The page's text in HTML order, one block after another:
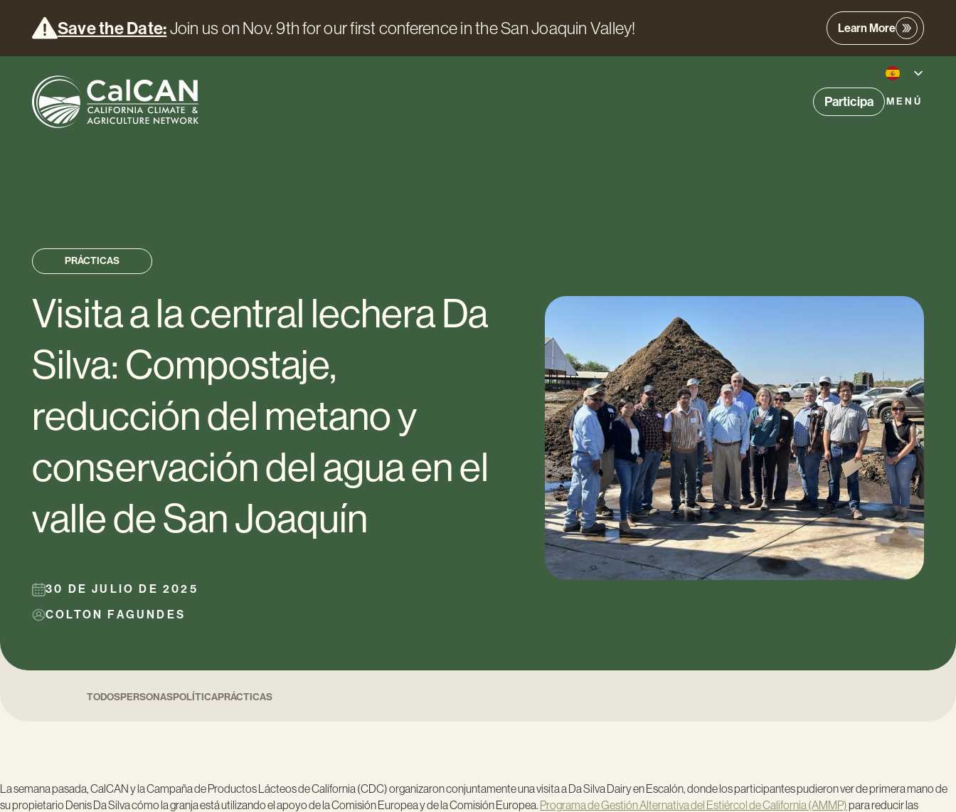
Save the Date:Join us on Nov. 9th for our first conference in the San Joaquin Valley! Learn More
Participa MENÚ
PRÁCTICAS
Visita a la central lechera Da
Silva: Compostaje,
reducción del metano y
conservación del agua en el
valle de San Joaquín
30 DE JULIO DE 2025
COLTON FAGUNDES
TODOSPERSONASPOLÍTICAPRÁCTICAS
La semana pasada, CalCAN y la Campaña de Productos Lácteos de California (CDC) organizaron conjuntamente una visita a Da Silva Dairy en Escalón, donde los participantes pudieron ver de primera mano de
su propietario Denis Da Silva cómo la granja está utilizando el apoyo de la Comisión Europea y de la Comisión Europea. Programa de Gestión Alternativa del Estiércol de California (AMMP)para reducir las